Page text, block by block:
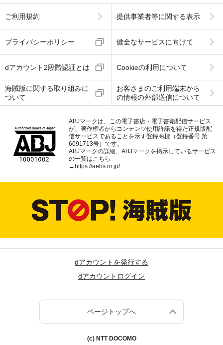
ご利用規約 提供事業者等に関する表示
プライバシーポリシー 健全なサービスに向けて
dアカウント2段階認証とは Cookieの利用について
海賊版に関する取り組みに
ついて
お客さまのご利用端末から
の情報の外部送信について
ABJマークは、この電子書店・電子書籍配信サービス
が、著作権者からコンテンツ使用許諾を得た正規版配
信サービスであることを示す登録商標（登録番号 第
6091713号）です。
ABJマークの詳細、ABJマークを掲示しているサービス
の一覧はこちら
→ https://aebs.or.jp/
dアカウントを発行する
dアカウントログイン
ページトップへ
(c) NTT DOCOMO